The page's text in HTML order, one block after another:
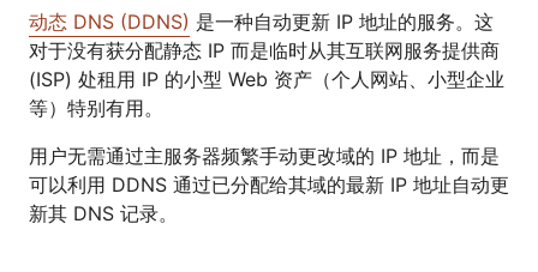
动态 DNS (DDNS) 是一种自动更新 IP 地址的服务。这
对于没有获分配静态 IP 而是临时从其互联网服务提供商
(ISP) 处租用 IP 的小型 Web 资产（个人网站、小型企业
等）特别有用。
用户无需通过主服务器频繁手动更改域的 IP 地址，而是
可以利用 DDNS 通过已分配给其域的最新 IP 地址自动更
新其 DNS 记录。